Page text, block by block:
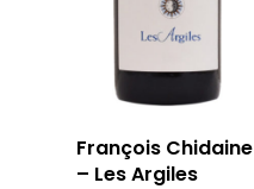
François Chidaine
– Les Argiles